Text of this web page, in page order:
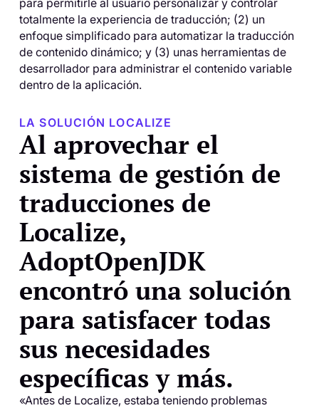
totalmente la experiencia de traducción; (2) un
enfoque simplificado para automatizar la traducción
de contenido dinámico; y (3) unas herramientas de
desarrollador para administrar el contenido variable
dentro de la aplicación.
LA SOLUCIÓN LOCALIZE
Al aprovechar el
sistema de gestión de
traducciones de
Localize,
AdoptOpenJDK
encontró una solución
para satisfacer todas
sus necesidades
específicas y más.
«Antes de Localize, estaba teniendo problemas